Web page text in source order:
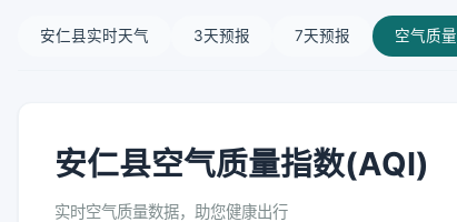
安仁县实时天气 3天预报 7天预报 空气质量
安仁县空气质量指数(AQI)
实时空气质量数据，助您健康出行